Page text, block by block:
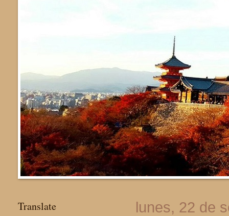
lunes, 22 de
Translate